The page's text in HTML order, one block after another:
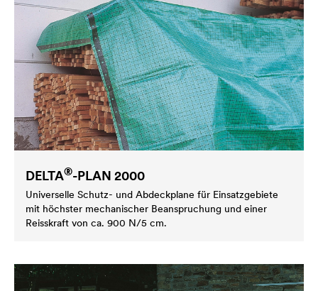
DELTA®-PLAN 2000
Universelle Schutz- und Abdeckplane für Einsatzgebiete
mit höchster mechanischer Beanspruchung und einer
Reisskraft von ca. 900 N/5 cm.